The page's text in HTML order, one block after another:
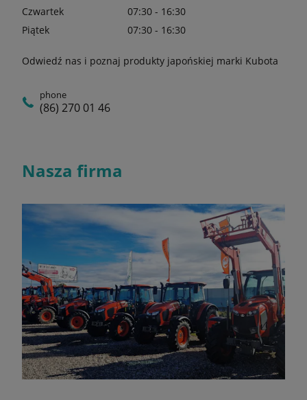
Czwartek
07:30 - 16:30
Piątek
07:30 - 16:30
Odwiedź nas i poznaj produkty japońskiej marki Kubota
phone
(86) 270 01 46
Nasza firma